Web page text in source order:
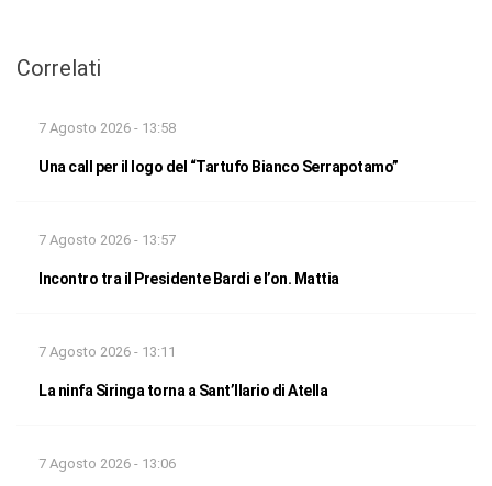
Correlati
7 Agosto 2026 - 13:58
Una call per il logo del “Tartufo Bianco Serrapotamo”
7 Agosto 2026 - 13:57
Incontro tra il Presidente Bardi e l’on. Mattia
7 Agosto 2026 - 13:11
La ninfa Siringa torna a Sant’Ilario di Atella
7 Agosto 2026 - 13:06